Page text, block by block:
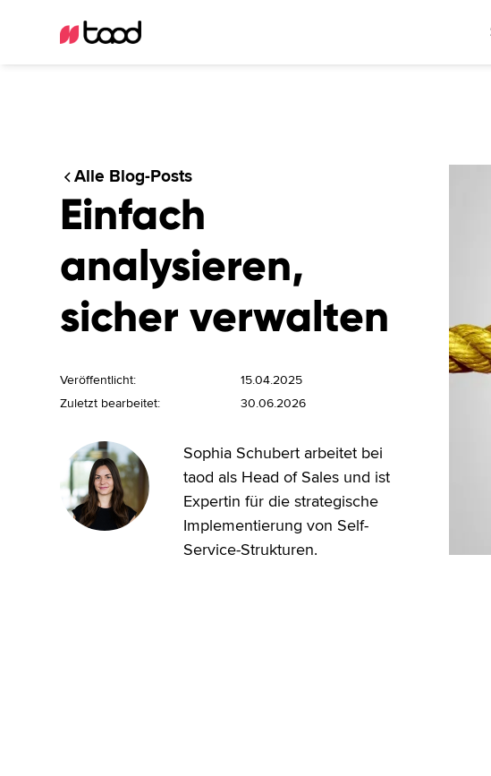
Alle Blog-Posts
Einfach
analysieren,
sicher verwalten
Veröffentlicht:
15.04.2025
Zuletzt bearbeitet:
30.06.2026
Sophia Schubert arbeitet bei
taod als Head of Sales und ist
Expertin für die strategische
Implementierung von Self-
Service-Strukturen.